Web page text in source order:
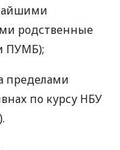
родственные
ПУМБ);
пределами
по курсу НБУ